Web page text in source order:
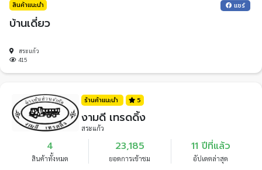
สินค้าแนะนำ แชร์
บ้านเดี่ยว
สระแก้ว
415
ร้านค้าแนะนำ 5
งามดี เทรดดิ้ง
สระแก้ว
4
สินค้าทั้งหมด
23,185
ยอดการเข้าชม
11 ปีที่แล้ว
อัปเดตล่าสุด